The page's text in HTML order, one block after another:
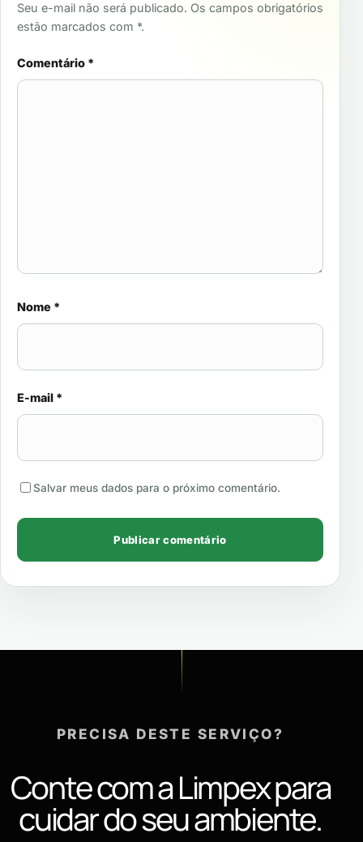
Seu e-mail não será publicado. Os campos obrigatórios
estão marcados com *.
Comentário *
Nome *
E-mail *
Salvar meus dados para o próximo comentário.
PRECISA DESTE SERVIÇO?
Conte com a Limpex para
cuidar do seu ambiente.